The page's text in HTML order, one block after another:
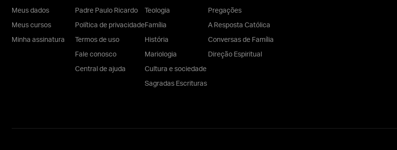
Meus dados
Meus cursos
Minha assinatura
Padre Paulo Ricardo
Política de privacidade
Termos de uso
Fale conosco
Central de ajuda
Teologia
Família
História
Mariologia
Cultura e sociedade
Sagradas Escrituras
Pregações
A Resposta Católica
Conversas de Família
Direção Espiritual